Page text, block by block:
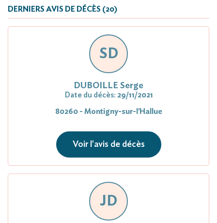
DERNIERS AVIS DE DÉCÈS (20)
SD
DUBOILLE Serge
Date du décès: 29/11/2021
80260 - Montigny-sur-l'Hallue
Voir l'avis de décès
JD